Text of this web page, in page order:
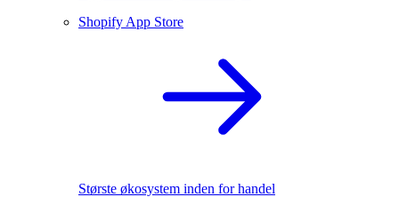
Shopify App Store
Største økosystem inden for handel